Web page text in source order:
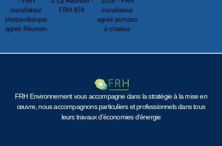
FRH Environnement vous accompagne dans la stratégie à la mise en
œuvre, nous accompagnons particuliers et professionnels dans tous
leurs travaux d’économies d’énergie